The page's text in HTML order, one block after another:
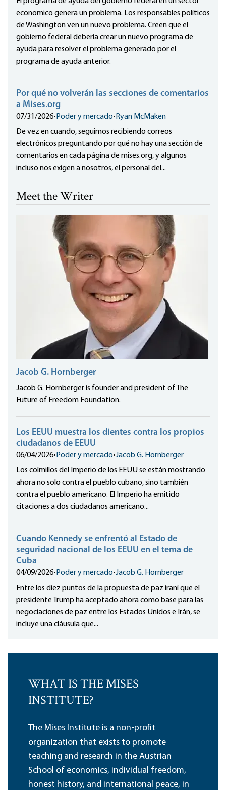
economico genera un problema. Los responsables políticos
de Washington ven un nuevo problema. Creen que el
gobierno federal debería crear un nuevo programa de
ayuda para resolver el problema generado por el
programa de ayuda anterior.
Por qué no volverán las secciones de comentarios
a Mises.org
07/31/2026• Poder y mercado• Ryan McMaken
De vez en cuando, seguimos recibiendo correos
electrónicos preguntando por qué no hay una sección de
comentarios en cada página de mises.org, y algunos
incluso nos exigen a nosotros, el personal del...
Meet the Writer
Jacob G. Hornberger
Jacob G. Hornberger is founder and president of The
Future of Freedom Foundation.
Los EEUU muestra los dientes contra los propios
ciudadanos de EEUU
06/04/2026• Poder y mercado•Jacob G. Hornberger
Los colmillos del Imperio de los EEUU se están mostrando
ahora no solo contra el pueblo cubano, sino también
contra el pueblo americano. El Imperio ha emitido
citaciones a dos ciudadanos americano...
Cuando Kennedy se enfrentó al Estado de
seguridad nacional de los EEUU en el tema de
Cuba
04/09/2026• Poder y mercado•Jacob G. Hornberger
Entre los diez puntos de la propuesta de paz iraní que el
presidente Trump ha aceptado ahora como base para las
negociaciones de paz entre los Estados Unidos e Irán, se
incluye una cláusula que...
WHAT IS THE MISES
INSTITUTE?
The Mises Institute is a non-profit
organization that exists to promote
teaching and research in the Austrian
School of economics, individual freedom,
honest history, and international peace, in